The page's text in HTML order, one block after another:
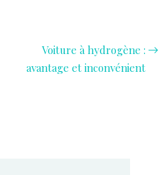
Voiture à hydrogène :
avantage et inconvénient